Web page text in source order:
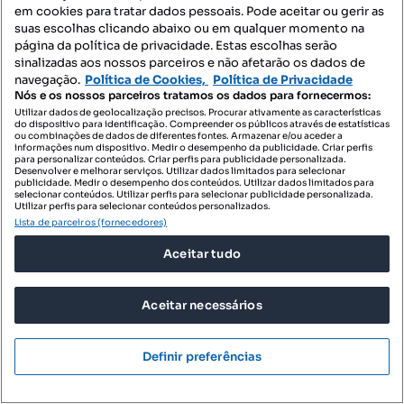
Tipologia
T2
Preço por metro quadrado
101.15 m²
Andar 3 andar
Destacado
Profissional
em cookies para tratar dados pessoais. Pode aceitar ou gerir as
suas escolhas clicando abaixo ou em qualquer momento na
página da política de privacidade. Estas escolhas serão
sinalizadas aos nossos parceiros e não afetarão os dados de
navegação. Política de Cookies, Política de Privacidade
Nós e os nossos parceiros tratamos os dados para fornecermos:
Utilizar dados de geolocalização precisos. Procurar ativamente as características
do dispositivo para identificação. Compreender os públicos através de estatísticas
ou combinações de dados de diferentes fontes. Armazenar e/ou aceder a
informações num dispositivo. Medir o desempenho da publicidade. Criar perfis
para personalizar conteúdos. Criar perfis para publicidade personalizada.
Desenvolver e melhorar serviços. Utilizar dados limitados para selecionar
publicidade. Medir o desempenho dos conteúdos. Utilizar dados limitados para
selecionar conteúdos. Utilizar perfis para selecionar publicidade personalizada.
Utilizar perfis para selecionar conteúdos personalizados.
Lista de parceiros (fornecedores)
Aceitar tudo
Aceitar necessários
Definir preferências